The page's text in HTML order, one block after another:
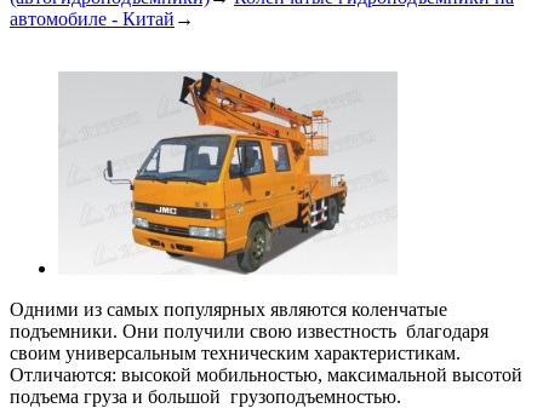
автомобиле - Китай →
Одними из самых популярных являются коленчатые
подъемники. Они получили свою известность благодаря
своим универсальным техническим характеристикам.
Отличаются: высокой мобильностью, максимальной высотой
подъема груза и большой грузоподъемностью.